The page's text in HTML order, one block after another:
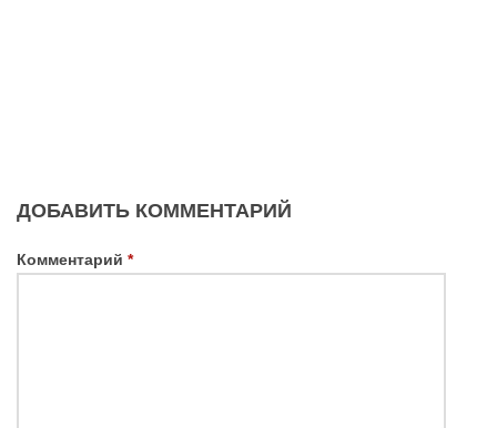
ДОБАВИТЬ КОММЕНТАРИЙ
Комментарий *